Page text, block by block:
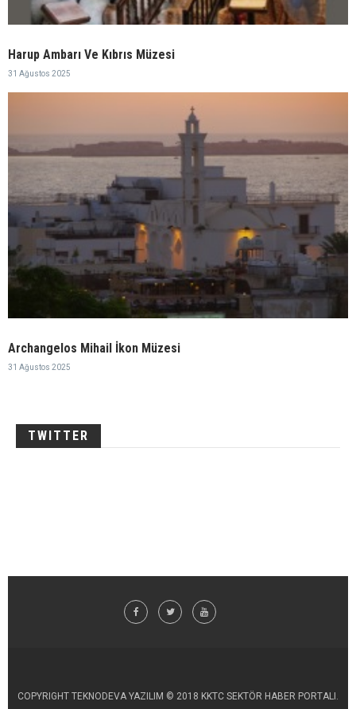
Harup Ambarı Ve Kıbrıs Müzesi
31 Ağustos 2025
Archangelos Mihail İkon Müzesi
31 Ağustos 2025
TWITTER
COPYRIGHT TEKNODEVA YAZILIM © 2018 KKTC SEKTÖR HABER PORTALI.